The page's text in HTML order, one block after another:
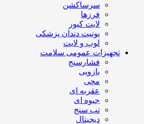
سرساکشن
فرزها
لایت کیور
یونیت دندان پزشکی
لوپ و لایت
تجهیزات عمومی سلامت
فشارسنج
بازویی
مچی
عقربه ای
جیوه ای
تب سنج
دیجیتال